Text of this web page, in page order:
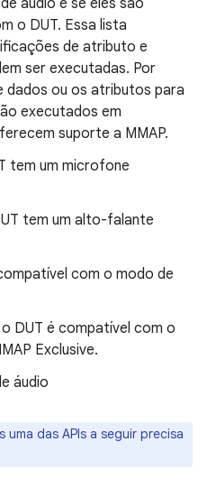
o DUT. Essa lista
de atributo e
ser executadas. Por
dados ou os atributos para
executados em
suporte a MMAP.
tem um microfone
tem um alto-falante
com o modo de
o DUT é compatível com o
Exclusive.
áudio
uma das APIs a seguir precisa